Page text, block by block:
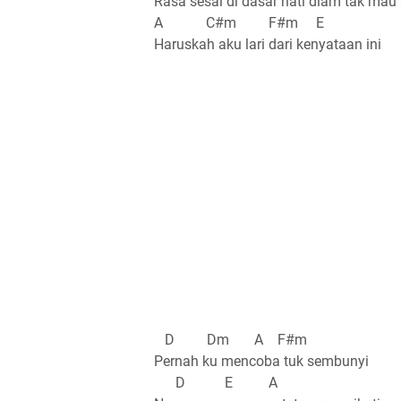
A C#m F#m E
Haruskah aku lari dari kenyataan ini
D Dm A F#m
Pernah ku mencoba tuk sembunyi
D E A